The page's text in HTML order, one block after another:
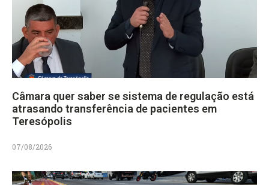
Câmara quer saber se sistema de regulação está
atrasando transferência de pacientes em
Teresópolis
07/08/2026